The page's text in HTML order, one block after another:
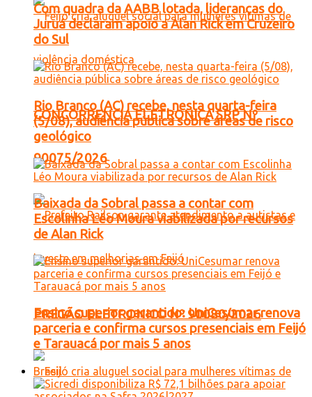
CONCORRENCIA ELETRONICA SRP Nº
90075/2026
PREGÃO ELETRONICO Nº 90080/2026
Com quadra da AABB lotada, lideranças do
Juruá declaram apoio a Alan Rick em Cruzeiro
do Sul
Rio Branco (AC) recebe, nesta quarta-feira
(5/08), audiência pública sobre áreas de risco
geológico
Baixada da Sobral passa a contar com
Escolinha Léo Moura viabilizada por recursos
de Alan Rick
Ensino superior garantido: UniCesumar renova
parceria e confirma cursos presenciais em Feijó
e Tarauacá por mais 5 anos
Brasil